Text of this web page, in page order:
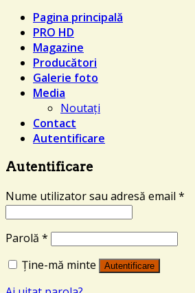
Pagina principală
PRO HD
Magazine
Producători
Galerie foto
Media
Noutați
Contact
Autentificare
Autentificare
Nume utilizator sau adresă email *
Parolă *
Ține-mă minte
Autentificare